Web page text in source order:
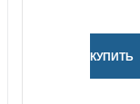
КУПИТЬ